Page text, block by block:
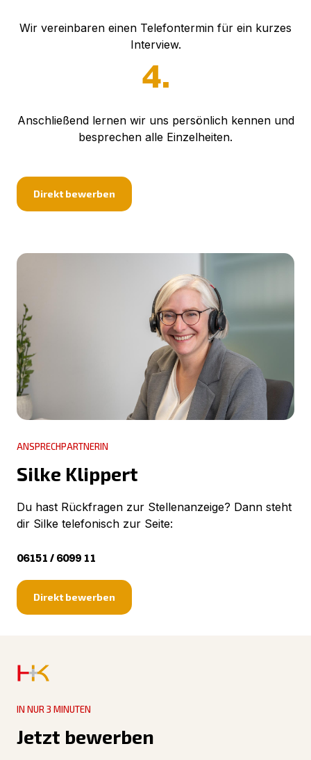
Wir vereinbaren einen Telefontermin für ein kurzes
Interview.
4.
Anschließend lernen wir uns persönlich kennen und
besprechen alle Einzelheiten.
Direkt bewerben
ANSPRECHPARTNERIN
Silke Klippert
Du hast Rückfragen zur Stellenanzeige? Dann steht
dir Silke telefonisch zur Seite:
06151 / 6099 11
Direkt bewerben
IN NUR 3 MINUTEN
Jetzt bewerben